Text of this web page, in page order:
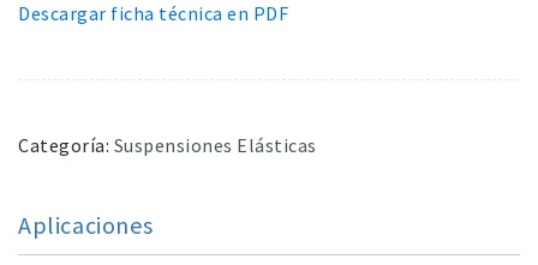
Descargar ficha técnica en PDF
Categoría: Suspensiones Elásticas
Aplicaciones